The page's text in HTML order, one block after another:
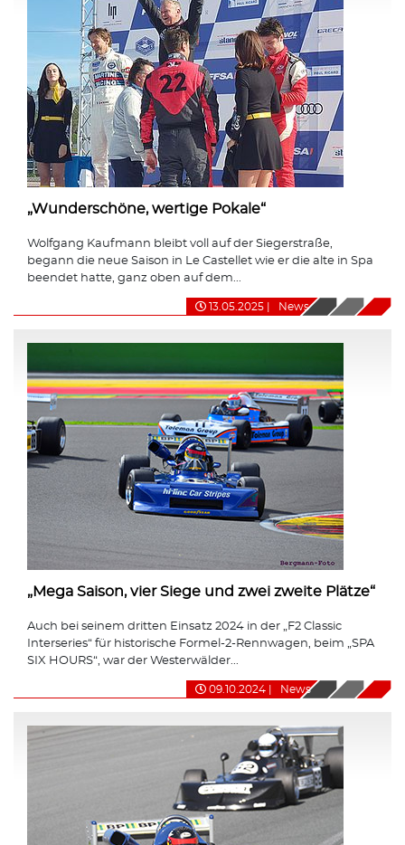
„Wunderschöne, wertige Pokale“
Wolfgang Kaufmann bleibt voll auf der Siegerstraße,
begann die neue Saison in Le Castellet wie er die alte in Spa
beendet hatte, ganz oben auf dem...
13.05.2025 News
„Mega Saison, vier Siege und zwei zweite Plätze“
Auch bei seinem dritten Einsatz 2024 in der „F2 Classic
Interseries“ für historische Formel-2-Rennwagen, beim „SPA
SIX HOURS“, war der Westerwälder...
09.10.2024 News